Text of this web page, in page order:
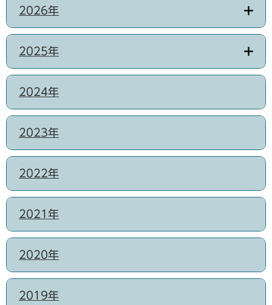
2026年
2025年
2024年
2023年
2022年
2021年
2020年
2019年